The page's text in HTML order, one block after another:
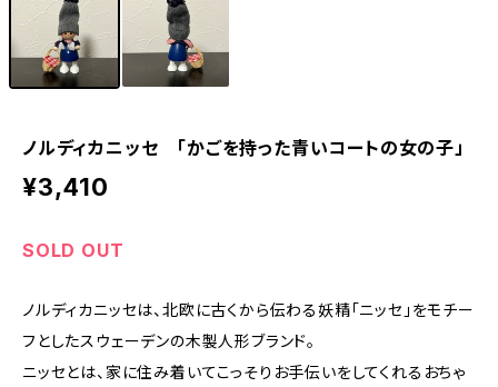
ノルディカニッセ 「かごを持った青いコートの女の子」
¥3,410
SOLD OUT
ノルディカニッセは、北欧に古くから伝わる妖精「ニッセ」をモチー
フとしたスウェーデンの木製人形ブランド。
ニッセとは、家に住み着いてこっそりお手伝いをしてくれるおちゃ